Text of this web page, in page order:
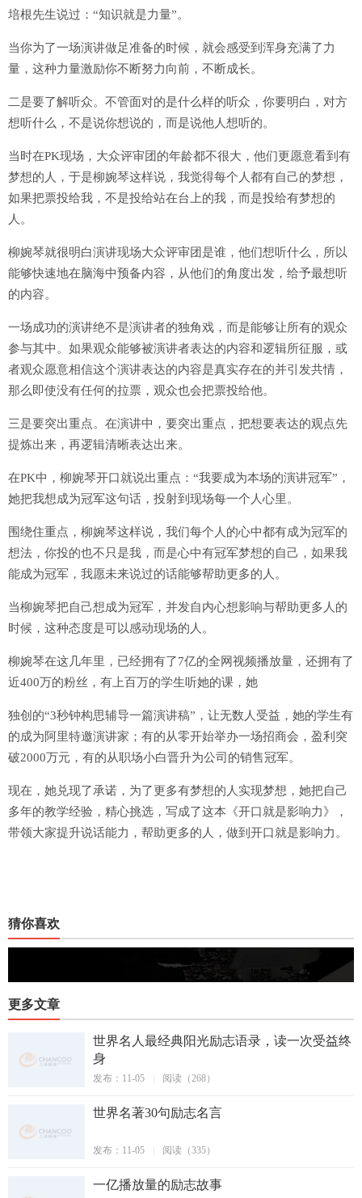
培根先生说过：“知识就是力量”。
当你为了一场演讲做足准备的时候，就会感受到浑身充满了力
量，这种力量激励你不断努力向前，不断成长。
二是要了解听众。不管面对的是什么样的听众，你要明白，对方
想听什么，不是说你想说的，而是说他人想听的。
当时在PK现场，大众评审团的年龄都不很大，他们更愿意看到有
梦想的人，于是柳婉琴这样说，我觉得每个人都有自己的梦想，
如果把票投给我，不是投给站在台上的我，而是投给有梦想的
人。
柳婉琴就很明白演讲现场大众评审团是谁，他们想听什么，所以
能够快速地在脑海中预备内容，从他们的角度出发，给予最想听
的内容。
一场成功的演讲绝不是演讲者的独角戏，而是能够让所有的观众
参与其中。如果观众能够被演讲者表达的内容和逻辑所征服，或
者观众愿意相信这个演讲表达的内容是真实存在的并引发共情，
那么即使没有任何的拉票，观众也会把票投给他。
三是要突出重点。在演讲中，要突出重点，把想要表达的观点先
提炼出来，再逻辑清晰表达出来。
在PK中，柳婉琴开口就说出重点：“我要成为本场的演讲冠军”，
她把我想成为冠军这句话，投射到现场每一个人心里。
围绕住重点，柳婉琴这样说，我们每个人的心中都有成为冠军的
想法，你投的也不只是我，而是心中有冠军梦想的自己，如果我
能成为冠军，我愿未来说过的话能够帮助更多的人。
当柳婉琴把自己想成为冠军，并发自内心想影响与帮助更多人的
时候，这种态度是可以感动现场的人。
柳婉琴在这几年里，已经拥有了7亿的全网视频播放量，还拥有了
近400万的粉丝，有上百万的学生听她的课，她
独创的“3秒钟构思辅导一篇演讲稿”，让无数人受益，她的学生有
的成为阿里特邀演讲家；有的从零开始举办一场招商会，盈利突
破2000万元，有的从职场小白晋升为公司的销售冠军。
现在，她兑现了承诺，为了更多有梦想的人实现梦想，她把自己
多年的教学经验，精心挑选，写成了这本《开口就是影响力》，
带领大家提升说话能力，帮助更多的人，做到开口就是影响力。
猜你喜欢
更多文章
世界名人最经典阳光励志语录，读一次受益终
身
发布：11-05 阅读（268）
世界名著30句励志名言
发布：11-05 阅读（335）
一亿播放量的励志故事